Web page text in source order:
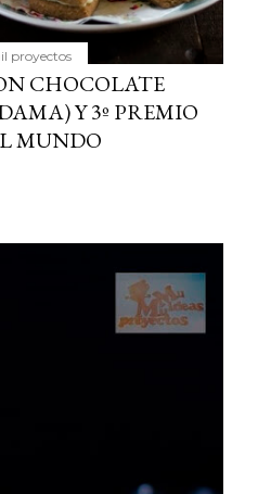
proyectos
CHOCOLATE
Y 3º PREMIO
MUNDO